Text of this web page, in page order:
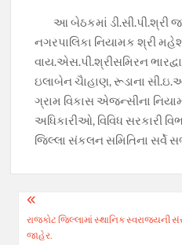
આ બેઠકમાં ડી.સી.પી.શ્રી
નગરપાલિકા નિયામક શ્રી
વાય.એસ.પી.શ્રીસમિરન
ઇલાબેન ચૈાહાણ, રૂડાના
ગ્રામ વિકાસ એજન્સીના
અધિકારીઓ, વિવિધ સરકારી
જિલ્લા સંકલન સમિતિના સર્વે
Post
navigation
રાજકોટ જિલ્લામાં સ્થાનિક સ્વરાજ્યની
જાહેર.